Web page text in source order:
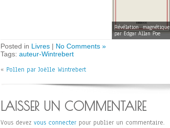
Révélation magnétique
par Edgar Allan Poe
Posted in Livres | No Comments »
Tags: auteur-Wintrebert
« Pollen par Joëlle Wintrebert
LAISSER UN COMMENTAIRE
Vous devez vous connecter pour publier un commentaire.